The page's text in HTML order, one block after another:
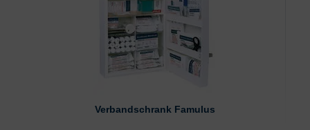
Verbandschrank Famulus